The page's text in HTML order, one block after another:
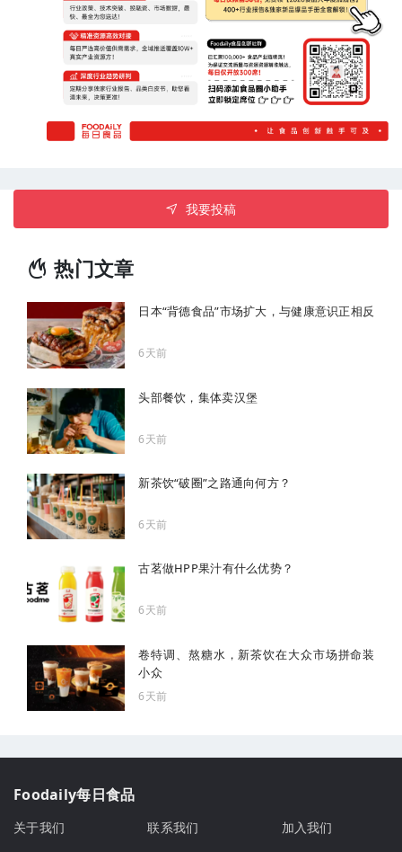
我要投稿
热门文章
日本“背德食品”市场扩大，与健康意识正相反
6天前
头部餐饮，集体卖汉堡
6天前
新茶饮“破圈”之路通向何方？
6天前
古茗做HPP果汁有什么优势？
6天前
卷特调、熬糖水，新茶饮在大众市场拼命装
小众
6天前
Foodaily每日食品
关于我们 联系我们
加入我们